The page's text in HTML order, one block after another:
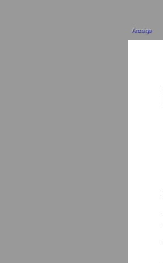
Anzeige